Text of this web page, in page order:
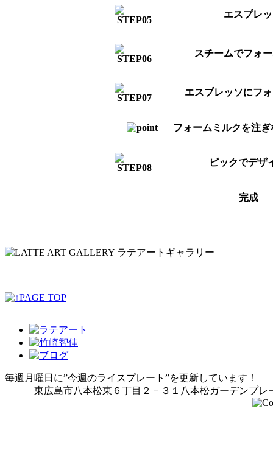
エスプレ
スチームでフォ
エスプレッソにフ
フォームミルクを注
ピックでデザ
完成
毎週月曜日に”今週のライスプレート”を更新しています！
東広島市八本松東６丁目２－３１八本松ガーデンプレ